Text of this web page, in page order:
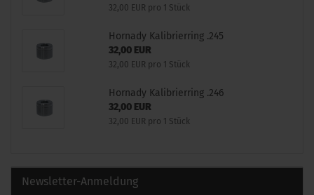
32,00 EUR pro 1 Stück
Hornady Kalibrierring .245
32,00 EUR
32,00 EUR pro 1 Stück
Hornady Kalibrierring .246
32,00 EUR
32,00 EUR pro 1 Stück
Newsletter-Anmeldung